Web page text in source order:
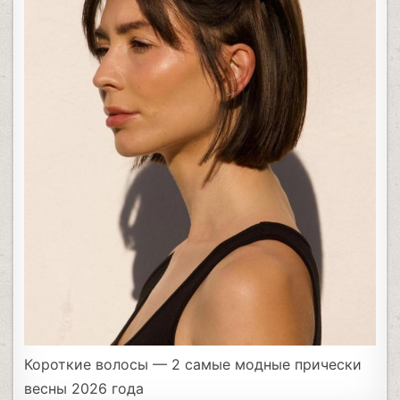
Короткие волосы — 2 самые модные прически
весны 2026 года